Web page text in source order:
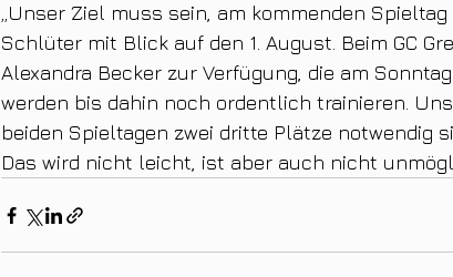
„Unser Ziel muss sein, am kommenden
Schlüter mit Blick auf den 1. August. Beim GC
Alexandra Becker zur Verfügung, die am
werden bis dahin noch ordentlich trainieren.
beiden Spieltagen zwei dritte Plätze notwendig
Das wird nicht leicht, ist aber auch nicht